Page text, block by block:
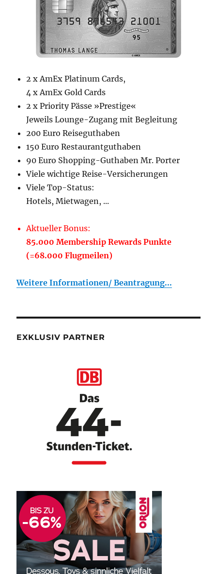
2 x AmEx Platinum Cards,
4 x AmEx Gold Cards
2 x Priority Pässe »Prestige«
Jeweils Lounge-Zugang mit Begleitung
200 Euro Reiseguthaben
150 Euro Restaurantguthaben
90 Euro Shopping-Guthaben Mr. Porter
Viele wichtige Reise-Versicherungen
Viele Top-Status:
Hotels, Mietwagen, ...
Aktueller Bonus:
85.000 Membership Rewards Punkte
(=68.000 Flugmeilen)
Weitere Informationen/ Beantragung...
EXKLUSIV PARTNER